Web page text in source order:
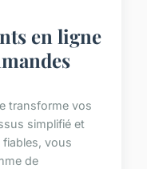
en ligne
transforme vos
simplifié et
fiables, vous
de